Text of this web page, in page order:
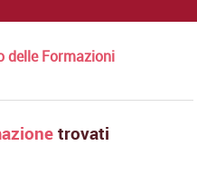
delle Formazioni
trovati